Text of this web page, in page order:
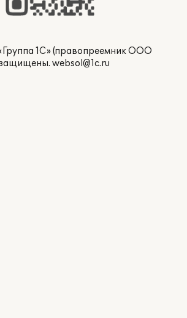
1С» (правопреемник ООО
защищены. websol@1c.ru